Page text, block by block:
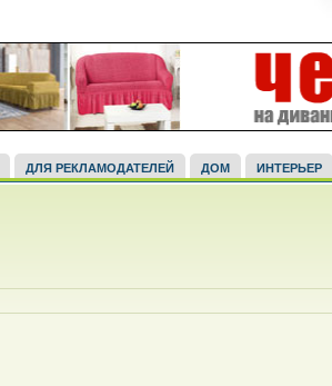
ДЛЯ РЕКЛАМОДАТЕЛЕЙ ДОМ ИНТЕРЬЕР